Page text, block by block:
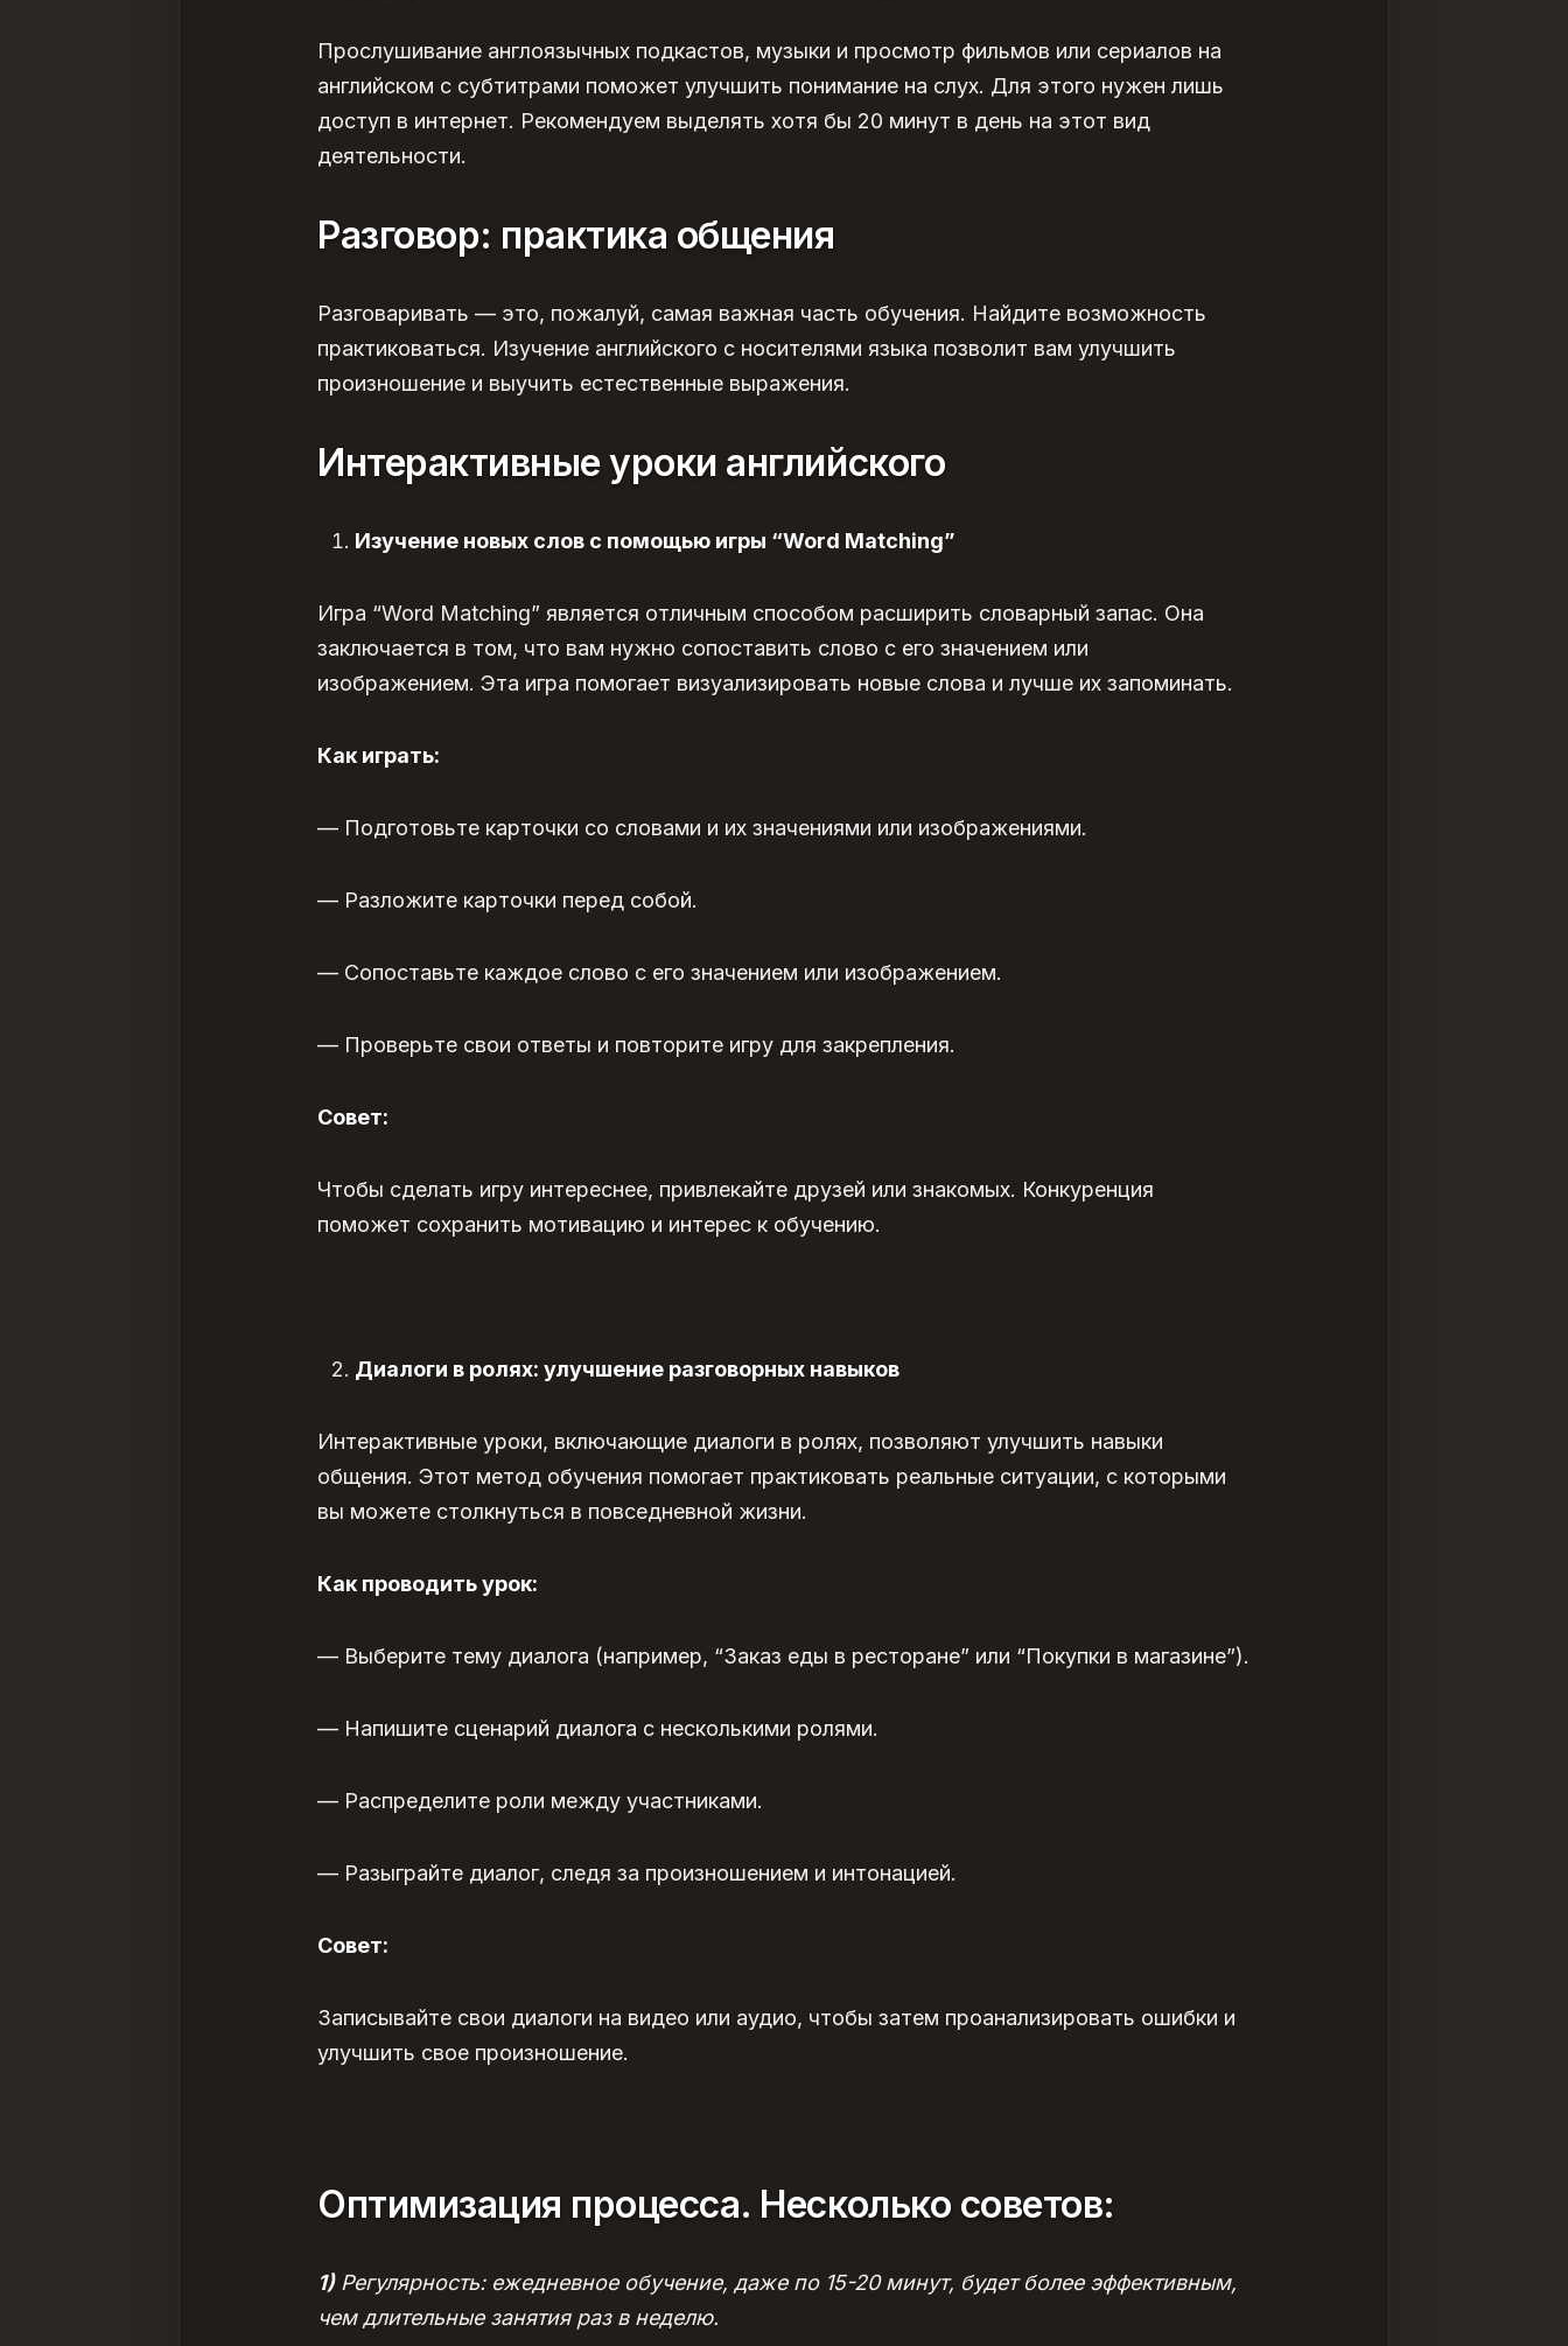
Прослушивание англоязычных подкастов, музыки и просмотр фильмов или сериалов на
английском с субтитрами поможет улучшить понимание на слух. Для этого нужен лишь
доступ в интернет. Рекомендуем выделять хотя бы 20 минут в день на этот вид
деятельности.
Разговор: практика общения
Разговаривать — это, пожалуй, самая важная часть обучения. Найдите возможность
практиковаться. Изучение английского с носителями языка позволит вам улучшить
произношение и выучить естественные выражения.
Интерактивные уроки английского
Изучение новых слов с помощью игры “Word Matching”
Игра “Word Matching” является отличным способом расширить словарный запас. Она
заключается в том, что вам нужно сопоставить слово с его значением или
изображением. Эта игра помогает визуализировать новые слова и лучше их запоминать.
Как играть:
— Подготовьте карточки со словами и их значениями или изображениями.
— Разложите карточки перед собой.
— Сопоставьте каждое слово с его значением или изображением.
— Проверьте свои ответы и повторите игру для закрепления.
Совет:
Чтобы сделать игру интереснее, привлекайте друзей или знакомых. Конкуренция
поможет сохранить мотивацию и интерес к обучению.
Диалоги в ролях: улучшение разговорных навыков
Интерактивные уроки, включающие диалоги в ролях, позволяют улучшить навыки
общения. Этот метод обучения помогает практиковать реальные ситуации, с которыми
вы можете столкнуться в повседневной жизни.
Как проводить урок:
— Выберите тему диалога (например, “Заказ еды в ресторане” или “Покупки в магазине”).
— Напишите сценарий диалога с несколькими ролями.
— Распределите роли между участниками.
— Разыграйте диалог, следя за произношением и интонацией.
Совет:
Записывайте свои диалоги на видео или аудио, чтобы затем проанализировать ошибки и
улучшить свое произношение.
Оптимизация процесса. Несколько советов:
1)Регулярность: ежедневное обучение, даже по 15-20 минут, будет более эффективным,
чем длительные занятия раз в неделю.